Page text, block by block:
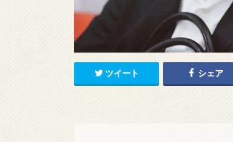
ツイート シェア